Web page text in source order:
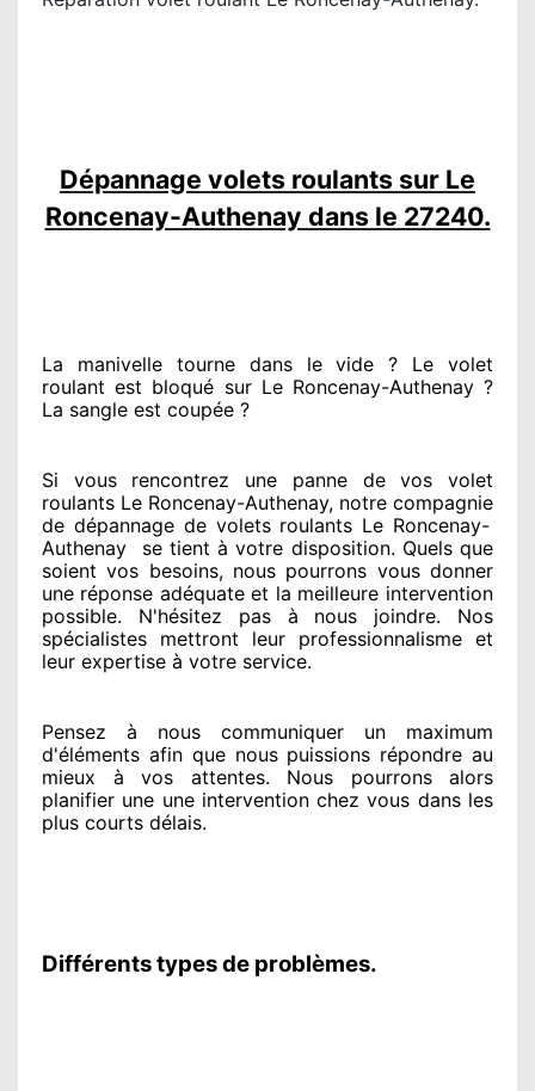
Dépannage volets roulants sur Le
Roncenay-Authenay dans le 27240.
La manivelle tourne dans le vide ? Le volet
roulant est bloqué sur Le Roncenay-Authenay ?
La sangle est coupée ?
Si vous rencontrez une panne de vos volet
roulants Le Roncenay-Authenay, notre compagnie
de dépannage de volets roulants Le Roncenay-
Authenay
se tient à votre disposition. Quels que
soient vos besoins, nous pourrons vous donner
une réponse adéquateet la meilleure intervention
possible. N'hésitez pas à nous joindre. Nos
spécialistes mettront leur professionnalisme et
leur expertise à votre service.
Pensez à nous communiquer un maximum
d'éléments afin que nous puissions répondre au
mieux à vos attentes. Nous pourrons alors
planifier une une intervention chez vous dans les
plus courts délais.
Différents types de problèmes.